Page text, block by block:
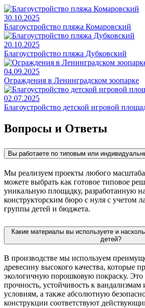
30.10.2025
Благоустройство пляжа Комаровский
20.10.2025
Благоустройство пляжа Дубковский
04.09.2025
Ограждения в Ленинградском зоопарке
02.07.2025
Благоустройство детской игровой
Вопросы и Ответы
Вы работаете по типовым или
Мы реализуем проекты любого
можете выбрать как готовое типовое
уникальную площадку, разработанную
конструкторским бюро с нуля с учетом
группы детей и бюджета.
Какие материалы вы используете и
детей?
В производстве мы используем
древесину высокого качества, которые
экологичную порошковую покраску. Это
прочность, устойчивость к
условиям, а также абсолютную
конструкции соответствуют